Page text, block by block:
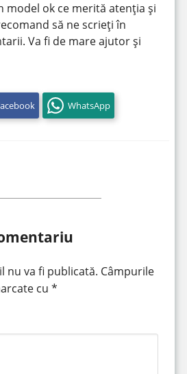
model ok ce merită atenția și
să ne scrieți în
Va fi de mare ajutor și
WhatsApp
nu va fi publicată. Câmpurile
cu *